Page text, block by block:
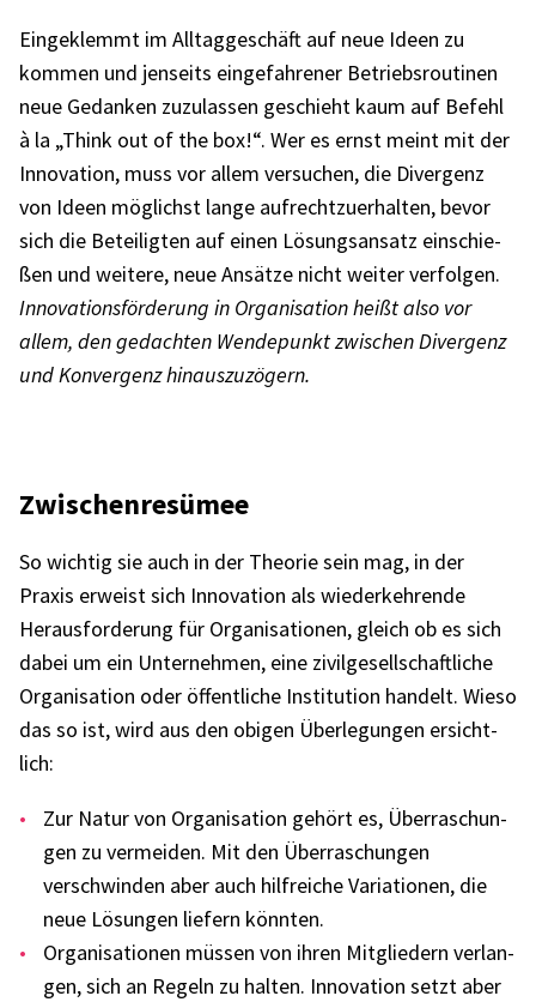
Einge­klemmt im Alltag­ge­schäft auf neue Ideen zu
kommen und jenseits einge­fah­re­ner Betriebs­rou­ti­nen
neue Gedan­ken zuzu­las­sen geschieht kaum auf Befehl
à la „Think out of the box!“. Wer es ernst meint mit der
Inno­va­tion, muss vor allem versu­chen, die Diver­genz
von Ideen möglichst lange aufrecht­zu­er­hal­ten, bevor
sich die Betei­lig­ten auf einen Lösungs­an­satz einschie­
ßen und weitere, neue Ansätze nicht weiter verfol­gen.
Inno­va­ti­ons­för­de­rung in Orga­ni­sa­tion heißt also vor
allem, den gedach­ten Wende­punkt zwischen Diver­genz
und Konver­genz hinaus­zu­zö­gern.
Zwischen­re­sü­mee
So wich­tig sie auch in der Theo­rie sein mag, in der
Praxis erweist sich Inno­va­tion als wieder­keh­rende
Heraus­for­de­rung für Orga­ni­sa­tio­nen, gleich ob es sich
dabei um ein Unter­neh­men, eine zivil­ge­sell­schaft­li­che
Orga­ni­sa­tion oder öffent­li­che Insti­tu­tion handelt. Wieso
das so ist, wird aus den obigen Über­le­gun­gen ersicht­
lich:
Zur Natur von Orga­ni­sa­tion gehört es, Über­ra­schun­
gen zu vermei­den. Mit den Über­ra­schun­gen
verschwin­den aber auch hilf­rei­che Varia­tio­nen, die
neue Lösun­gen liefern könn­ten.
Orga­ni­sa­tio­nen müssen von ihren Mitglie­dern verlan­
gen, sich an Regeln zu halten. Inno­va­tion setzt aber